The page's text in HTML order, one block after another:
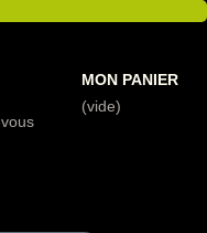
MON PANIER
(vide)